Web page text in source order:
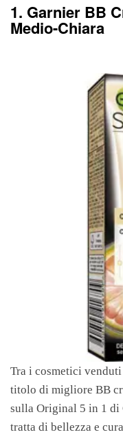
1. Garnier BB
Medio-Chiara
Tra i cosmetici
titolo di migliore BB
sulla Original 5 in 1 di
tratta di bellezza e